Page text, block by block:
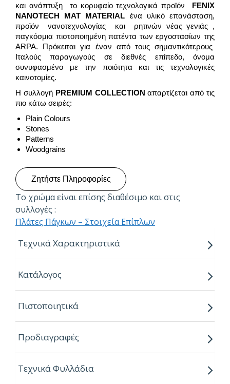
και ανάπτυξη το κορυφαίο τεχνολογικά προϊόν FENIX
NANOTECH
MAT MATERIAL ένα υλικό επανάσταση,
προϊόν νανοτεχνολογίας και ρητινών νέας γενιάς ,
παγκόσμια πιστοποιημένη πατέντα των εργοστασίων της
ARPA. Πρόκειται για έναν από τους σημαντικότερους
Ιταλούς παραγωγούς σε διεθνές επίπεδο, όνομα
συνυφασμένο με την ποιότητα και τις τεχνολογικές
καινοτομίες.
Η συλλογή PREMIUM COLLECTION απαρτίζεται από τις
πιο κάτω σειρές:
Plain Colours
Stones
Patterns
Woodgrains
Ζητήστε Πληροφορίες
Το χρώμα είναι επίσης διαθέσιμο και στις
συλλογές :
Πλάτες Πάγκων – Στοιχεία Επίπλων
Τεχνικά Χαρακτηριστικά
Διατίθεται σε διάφορα πάχη:
4,0 mm
6,0 mm
12,0 mm
Κατάλογος
Πιστοποιητικά
Προδιαγραφές
Τεχνικά Φυλλάδια